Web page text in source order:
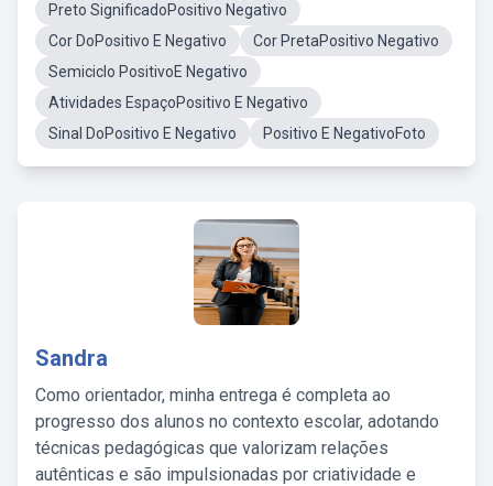
Preto SignificadoPositivo Negativo
Cor DoPositivo E Negativo
Cor PretaPositivo Negativo
Semiciclo PositivoE Negativo
Atividades EspaçoPositivo E Negativo
Sinal DoPositivo E Negativo
Positivo E NegativoFoto
Sandra
Como orientador, minha entrega é completa ao
progresso dos alunos no contexto escolar, adotando
técnicas pedagógicas que valorizam relações
autênticas e são impulsionadas por criatividade e